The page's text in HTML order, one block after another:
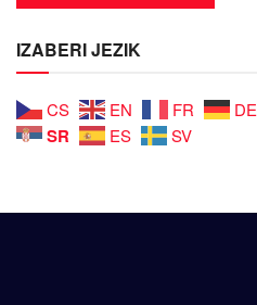
IZABERI JEZIK
CS EN FR DE
SR ES SV